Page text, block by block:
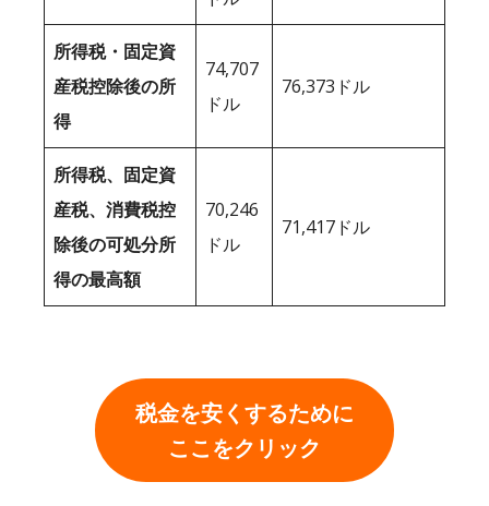
所得税・固定資
産税控除後の所
得
74,707
ドル
76,373ドル
所得税、固定資
産税、消費税控
除後の可処分所
得の最高額
70,246
ドル
71,417ドル
税金を安くするために
ここをクリック